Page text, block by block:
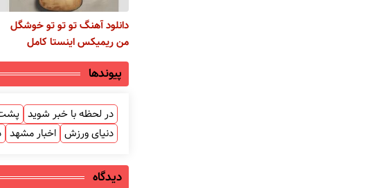
دانلود آهنگ تو تو تو خوشگل
من ریمیکس اینستا کامل
پیوندها
در لحظه با خبر شوید پشت
دنیای ورزش اخبار مشهد
دیدگاه